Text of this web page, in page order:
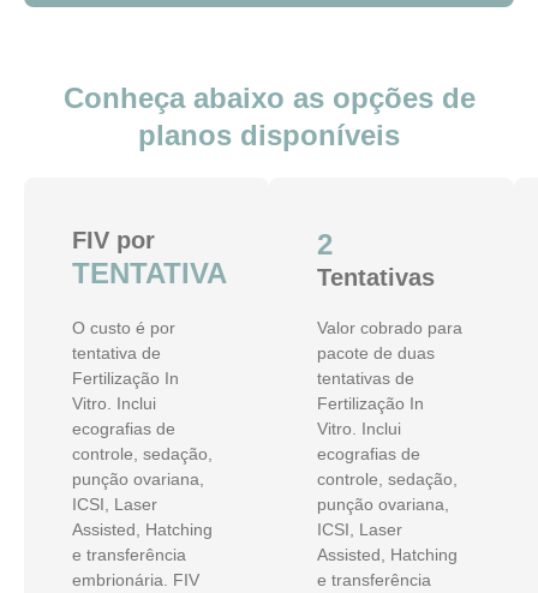
Conheça abaixo as opções de
planos disponíveis
FIV por
TENTATIVA
O custo é por
tentativa de
Fertilização In
Vitro. Inclui
ecografias de
controle, sedação,
punção ovariana,
ICSI, Laser
Assisted, Hatching
e transferência
embrionária. FIV
2
Tentativas
Valor cobrado para
pacote de duas
tentativas de
Fertilização In
Vitro. Inclui
ecografias de
controle, sedação,
punção ovariana,
ICSI, Laser
Assisted, Hatching
e transferência